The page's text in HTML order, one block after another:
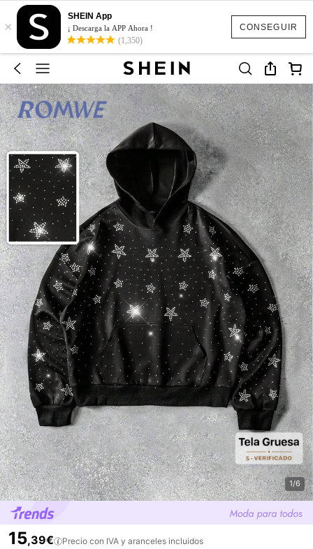
CONSEGUIR
×
SHEIN App
¡ Descarga la APP Ahora !
(1,350)
1/6
15,39€ Precio con IVA y aranceles incluidos